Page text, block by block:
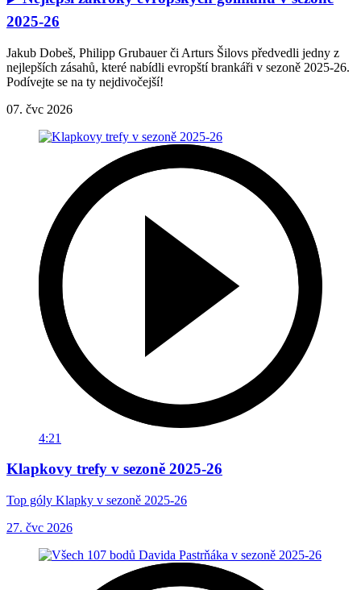
2025-26
Jakub Dobeš, Philipp Grubauer či Arturs Šilovs předvedli jedny z
nejlepších zásahů, které nabídli evropští brankáři v sezoně 2025-26.
Podívejte se na ty nejdivočejší!
07. čvc 2026
4:21
Klapkovy trefy v sezoně 2025-26
Top góly Klapky v sezoně 2025-26
27. čvc 2026